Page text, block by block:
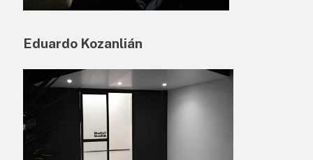
Eduardo Kozanlián